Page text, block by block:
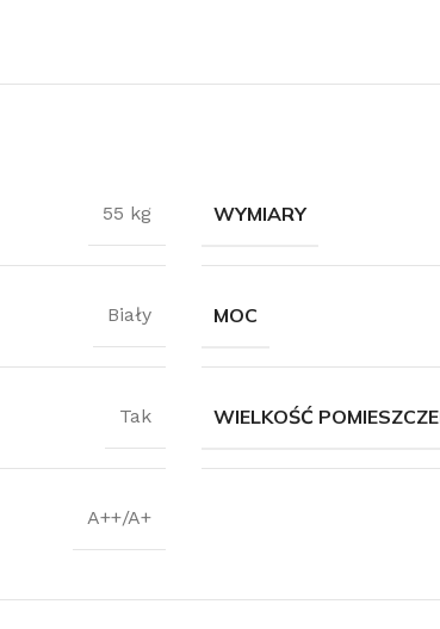
pełną ofertę klimatyzacji
55 kg WYMIARY
Biały MOC
Tak WIELKOŚĆ
A++/A+